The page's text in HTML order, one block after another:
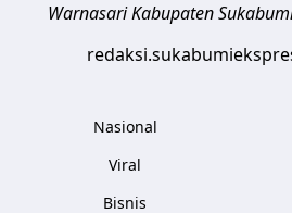
Warnasari Kabupaten
Nasional
Viral
Bisnis